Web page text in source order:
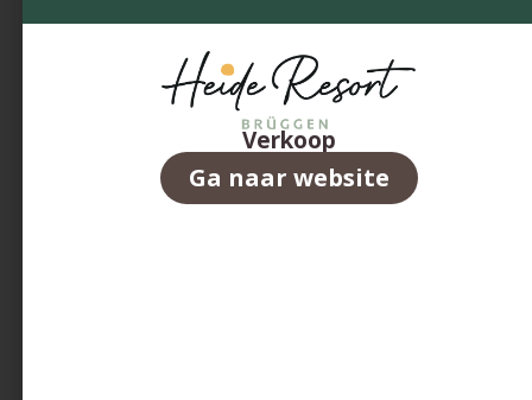
Verkoop
Ga naar website